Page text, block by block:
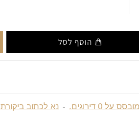
מובסס על 0 דירוגים. - נא לכתוב ביקורת
הוסף לסל